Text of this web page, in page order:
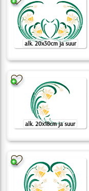
alk. 20x30cm ja suur
alk. 20x18cm ja suur